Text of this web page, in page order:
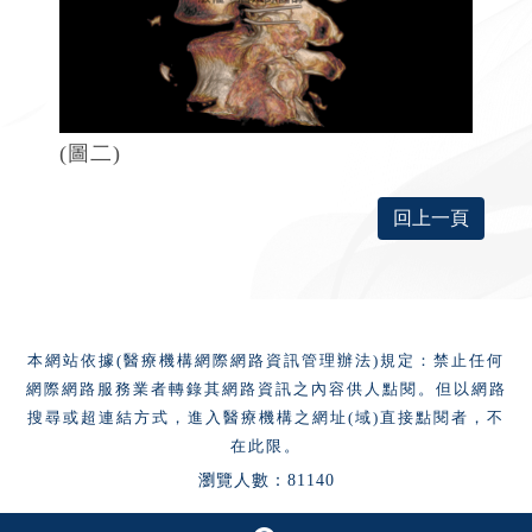
(圖二)
回上一頁
本網站依據(醫療機構網際網路資訊管理辦法)規定：禁止任何
網際網路服務業者轉錄其網路資訊之內容供人點閱。但以網路
搜尋或超連結方式，進入醫療機構之網址(域)直接點閱者，不
在此限。
瀏覽人數：81140